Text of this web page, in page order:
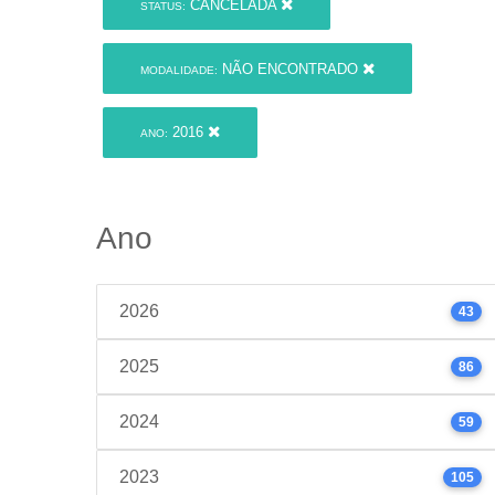
STATUS: CANCELADA
MODALIDADE: NÃO ENCONTRADO
ANO: 2016
Ano
2026 43
2025 86
2024 59
2023 105